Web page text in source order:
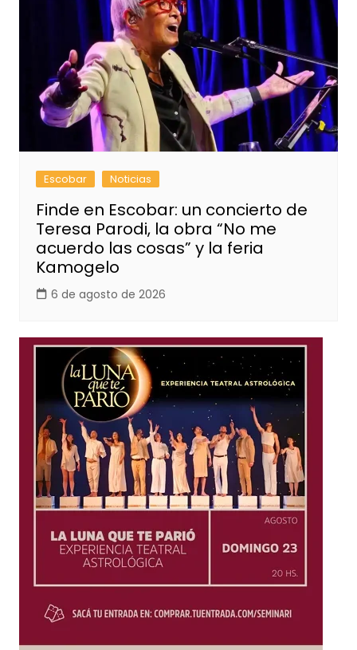
Escobar Noticias
Finde en Escobar: un concierto de
Teresa Parodi, la obra “No me
acuerdo las cosas” y la feria
Kamogelo
6 de agosto de 2026